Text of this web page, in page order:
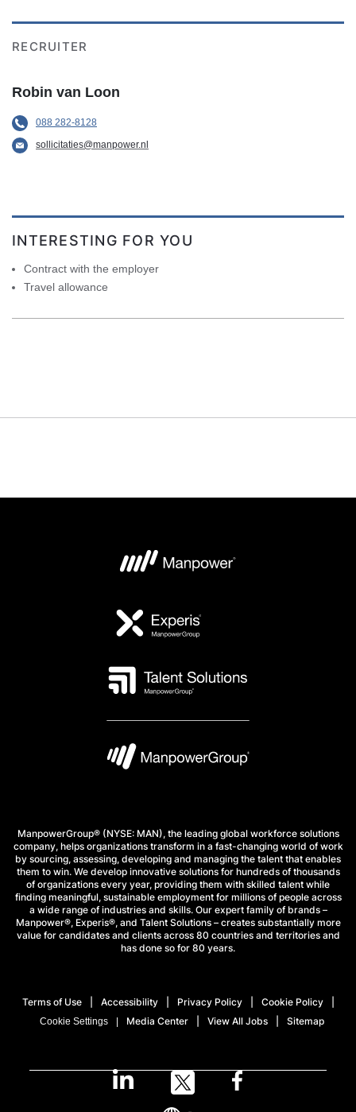
RECRUITER
Robin van Loon
088 282-8128
sollicitaties@manpower.nl
INTERESTING FOR YOU
Contract with the employer
Travel allowance
ManpowerGroup® (NYSE: MAN), the leading global workforce solutions
company, helps organizations transform in a fast-changing world of work
by sourcing, assessing, developing and managing the talent that enables
them to win. We develop innovative solutions for hundreds of thousands
of organizations every year, providing them with skilled talent while
finding meaningful, sustainable employment for millions of people across
a wide range of industries and skills. Our expert family of brands –
Manpower®, Experis®, and Talent Solutions – creates substantially more
value for candidates and clients across 80 countries and territories and
has done so for 80 years.
Terms of Use Accessibility Privacy Policy Cookie Policy
Cookie Settings Media Center View All Jobs Sitemap